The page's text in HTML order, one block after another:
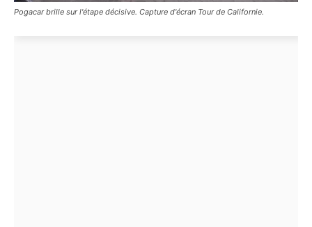
Pogacar brille sur l'étape décisive. Capture d'écran Tour de Californie.